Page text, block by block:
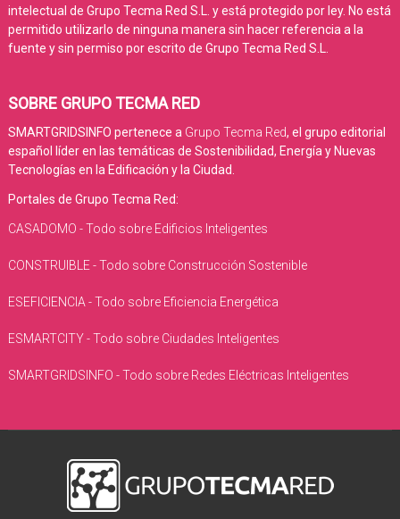
intelectual de Grupo Tecma Red S.L. y está protegido por ley. No está
permitido utilizarlo de ninguna manera sin hacer referencia a la
fuente y sin permiso por escrito de Grupo Tecma Red S.L.
SOBRE GRUPO TECMA RED
SMARTGRIDSINFO pertenece a Grupo Tecma Red, el grupo editorial
español líder en las temáticas de Sostenibilidad, Energía y Nuevas
Tecnologías en la Edificación y la Ciudad.
Portales de Grupo Tecma Red:
CASADOMO - Todo sobre Edificios Inteligentes
CONSTRUIBLE - Todo sobre Construcción Sostenible
ESEFICIENCIA - Todo sobre Eficiencia Energética
ESMARTCITY - Todo sobre Ciudades Inteligentes
SMARTGRIDSINFO - Todo sobre Redes Eléctricas Inteligentes